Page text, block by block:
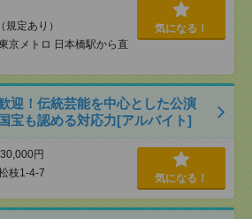
定あり）
京メトロ 日本橋駅から直
気になる！
迎！伝統芸能を中心とした公演
宝も認める対応力[アルバイト]
円
枝1-4-7 気になる！